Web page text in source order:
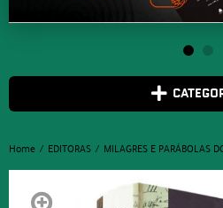
Home EDITORAS MILAGRES E PARÁBOLAS